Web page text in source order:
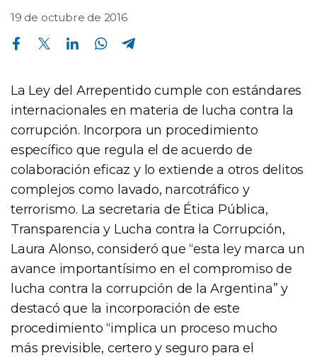
19 de octubre de 2016
Compartir en Facebook Compartir en Twitter Compartir en Linkedin Compartir en Whatsapp
La Ley del Arrepentido cumple con estándares
internacionales en materia de lucha contra la
corrupción. Incorpora un procedimiento
específico que regula el de acuerdo de
colaboración eficaz y lo extiende a otros delitos
complejos como lavado, narcotráfico y
terrorismo. La secretaria de Ética Pública,
Transparencia y Lucha contra la Corrupción,
Laura Alonso, consideró que “esta ley marca un
avance importantísimo en el compromiso de
lucha contra la corrupción de la Argentina” y
destacó que la incorporación de este
procedimiento “implica un proceso mucho
más previsible, certero y seguro para el